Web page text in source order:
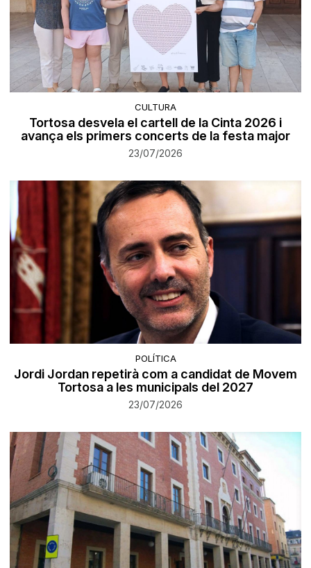
CULTURA
Tortosa desvela el cartell de la Cinta 2026 i
avança els primers concerts de la festa major
23/07/2026
POLÍTICA
Jordi Jordan repetirà com a candidat de Movem
Tortosa a les municipals del 2027
23/07/2026